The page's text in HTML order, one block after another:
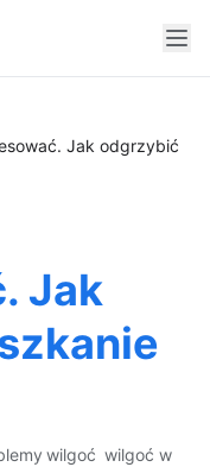
Jak odgrzybić
Jak
wilgoć wilgoć w